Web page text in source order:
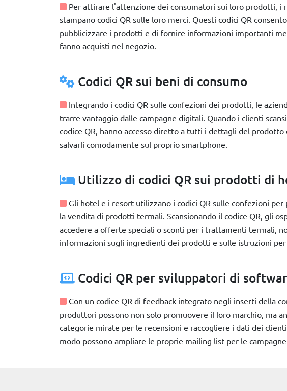
Per attirare l'attenzione dei consumatori sui loro prodotti, i
stampano codici QR sulle loro merci. Questi codici QR
pubblicizzare i prodotti e di fornire informazioni importanti
fanno acquisti nel negozio.
Codici QR sui beni di consumo
Integrando i codici QR sulle confezioni dei prodotti, le
trarre vantaggio dalle campagne digitali. Quando i clienti
codice QR, hanno accesso diretto a tutti i dettagli del prodotto
salvarli comodamente sul proprio smartphone.
Utilizzo di codici QR sui prodotti di
Gli hotel e i resort utilizzano i codici QR sulle confezioni per
la vendita di prodotti termali. Scansionando il codice QR, gli
accedere a offerte speciali o sconti per i trattamenti termali,
informazioni sugli ingredienti dei prodotti e sulle istruzioni per
Codici QR per sviluppatori di
Con un codice QR di feedback integrato negli inserti della
produttori possono non solo promuovere il loro marchio, ma
categorie mirate per le recensioni e raccogliere i dati dei
modo possono ampliare le proprie mailing list per le